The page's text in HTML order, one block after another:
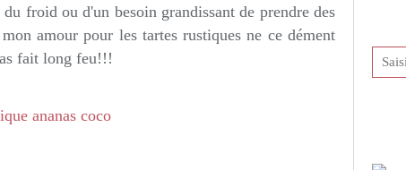
froid ou d'un besoin grandissant de prendre des
amour pour les tartes rustiques ne ce dément
fait long feu!!!